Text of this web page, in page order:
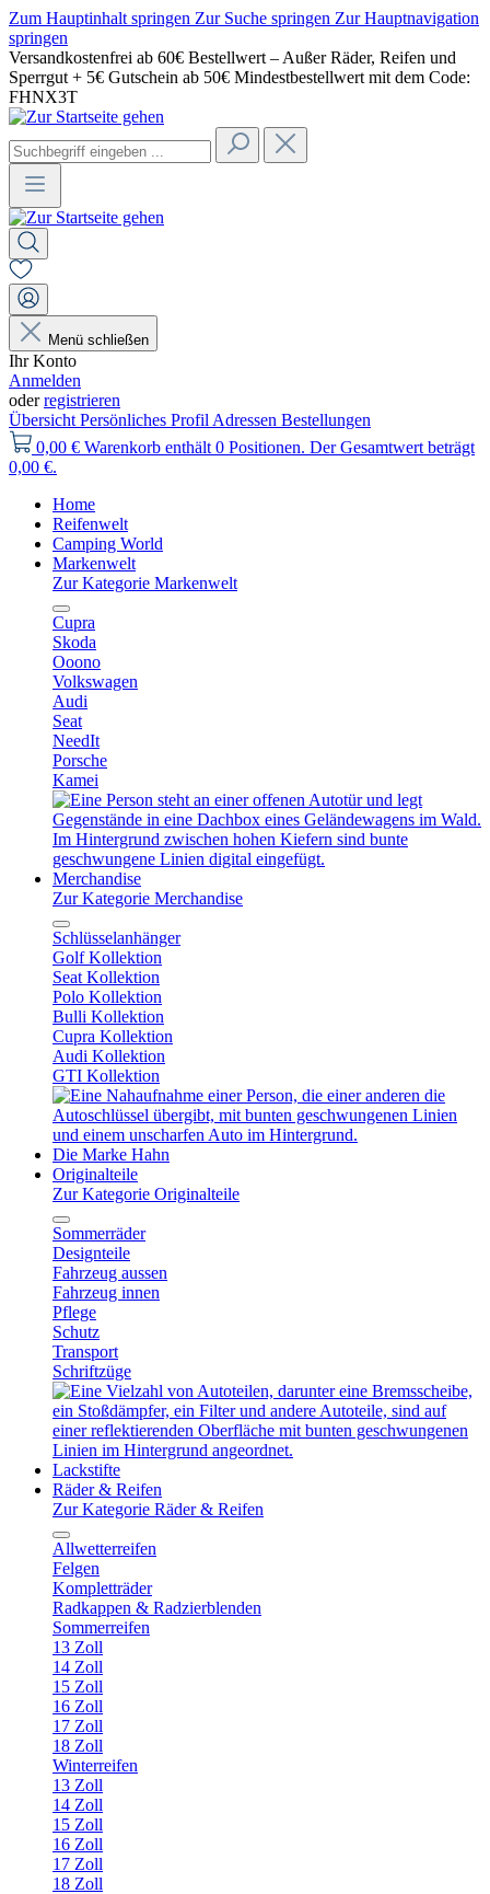
Zum Hauptinhalt springen Zur Suche springen Zur Hauptnavigation
springen
Versandkostenfrei ab 60€ Bestellwert – Außer Räder, Reifen und
Sperrgut + 5€ Gutschein ab 50€ Mindestbestellwert mit dem Code:
FHNX3T
Menü schließen
Ihr Konto
Anmelden
oderregistrieren
Übersicht Persönliches Profil Adressen Bestellungen
0,00 € Warenkorb enthält 0 Positionen. Der Gesamtwert beträgt
0,00 €.
Home
Reifenwelt
Camping World
Markenwelt
Zur Kategorie Markenwelt
Cupra
Skoda
Ooono
Volkswagen
Audi
Seat
NeedIt
Porsche
Kamei
Merchandise
Zur Kategorie Merchandise
Schlüsselanhänger
Golf Kollektion
Seat Kollektion
Polo Kollektion
Bulli Kollektion
Cupra Kollektion
Audi Kollektion
GTI Kollektion
Die Marke Hahn
Originalteile
Zur Kategorie Originalteile
Sommerräder
Designteile
Fahrzeug aussen
Fahrzeug innen
Pflege
Schutz
Transport
Schriftzüge
Lackstifte
Räder & Reifen
Zur Kategorie Räder & Reifen
Allwetterreifen
Felgen
Kompletträder
Radkappen & Radzierblenden
Sommerreifen
13 Zoll
14 Zoll
15 Zoll
16 Zoll
17 Zoll
18 Zoll
Winterreifen
13 Zoll
14 Zoll
15 Zoll
16 Zoll
17 Zoll
18 Zoll